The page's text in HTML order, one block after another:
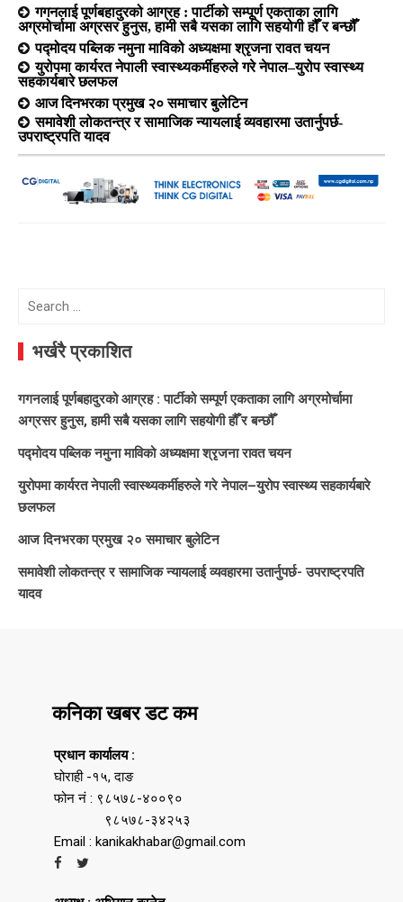
गगनलाई पूर्णबहादुरको आग्रह : पार्टीको सम्पूर्ण एकताका लागि
अग्रमोर्चामा अग्रसर हुनुस, हामी सबै यसका लागि सहयोगी हौँ र बन्छौँ
पद्मोदय पब्लिक नमुना माविको अध्यक्षमा श्रृजना रावत चयन
युरोपमा कार्यरत नेपाली स्वास्थ्यकर्मीहरुले गरे नेपाल–युरोप स्वास्थ्य
सहकार्यबारे छलफल
आज दिनभरका प्रमुख २० समाचार बुलेटिन
समावेशी लोकतन्त्र र सामाजिक न्यायलाई व्यवहारमा उतार्नुपर्छ-
उपराष्ट्रपति यादव
Search
भर्खरै प्रकाशित
गगनलाई पूर्णबहादुरको आग्रह : पार्टीको सम्पूर्ण एकताका लागि अग्रमोर्चामा
अग्रसर हुनुस, हामी सबै यसका लागि सहयोगी हौँ र बन्छौँ
पद्मोदय पब्लिक नमुना माविको अध्यक्षमा श्रृजना रावत चयन
युरोपमा कार्यरत नेपाली स्वास्थ्यकर्मीहरुले गरे नेपाल–युरोप स्वास्थ्य सहकार्यबारे
छलफल
आज दिनभरका प्रमुख २० समाचार बुलेटिन
समावेशी लोकतन्त्र र सामाजिक न्यायलाई व्यवहारमा उतार्नुपर्छ- उपराष्ट्रपति
यादव
कनिका खबर डट कम
प्रधान कार्यालय :
घोराही -१५, दाङ
फोन नं : ९८५७८-४००९०
९८५७८-३४२५३
Email : kanikakhabar@gmail.com